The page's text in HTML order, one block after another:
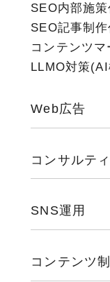
SEO内部施
SEO記事制
コンテンツ
LLMO対策
Web広告
コンサルテ
SNS運用
コンテンツ